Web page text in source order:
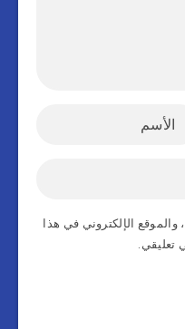
الإلكتروني في هذا
تعليقي.